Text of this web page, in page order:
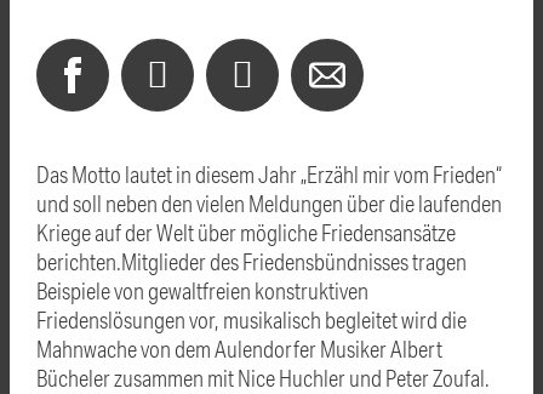
Das Motto lautet in diesem Jahr „Erzähl mir vom Frieden“
und soll neben den vielen Meldungen über die laufenden
Kriege auf der Welt über mögliche Friedensansätze
berichten.Mitglieder des Friedensbündnisses tragen
Beispiele von gewaltfreien konstruktiven
Friedenslösungen vor, musikalisch begleitet wird die
Mahnwache von dem Aulendorfer Musiker Albert
Bücheler zusammen mit Nice Huchler und Peter Zoufal.